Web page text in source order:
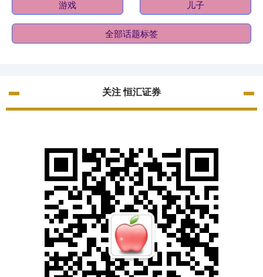
游戏 儿子
全部话题标签
关注 恒汇证券